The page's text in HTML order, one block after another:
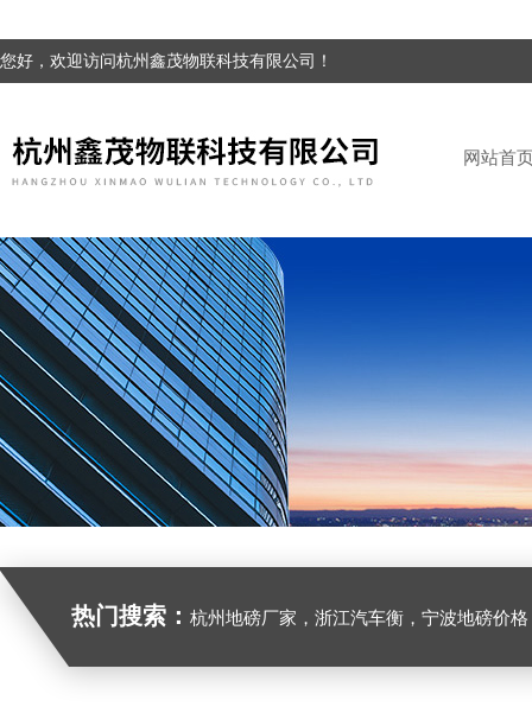
您好，欢迎访问杭州鑫茂物联科技有限公司！
网站首
热门搜索： 杭州地磅厂家，浙江汽车衡，宁波地磅价格，浙江地